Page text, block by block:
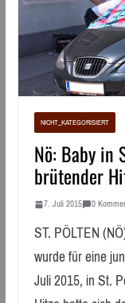
NICHT_KATEGORISIERT
Nö: Baby in
brütender
7. Juli 2015 0
ST. PÖLTEN
wurde für eine
Juli 2015, in St.